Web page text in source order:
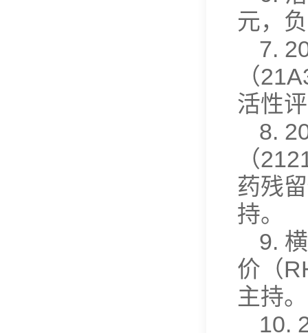
元，
7.
（
活性
8.
（
药残
持。
9.
价（
主持。
10.